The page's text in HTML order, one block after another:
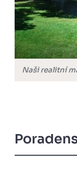
Naši realitní